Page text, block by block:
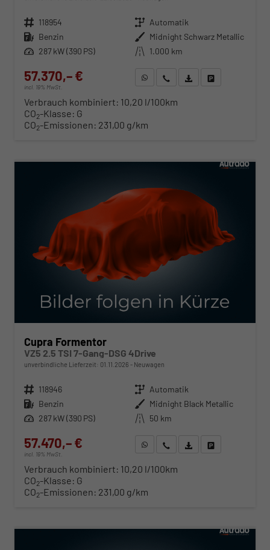
Fahrzeugnr. 118954 Getriebe Automatik
Kraftstoff Benzin Außenfarbe Midnight Schwarz Metallic
Leistung 287 kW (390 PS) Kilometerstand 1.000 km
57.370,– €
incl. 19% MwSt.
WhatsApp anfragen
Wir rufen Sie anFahrzeugexposé (PDF)
Verbrauch kombiniert: 10,20 l/100km
CO2-Klasse: G
CO2-Emissionen: 231,00 g/km
Cupra Formentor
VZ5 2.5 TSI 7-Gang-DSG 4Drive
unverbindliche Lieferzeit: 01.11.2026 Neuwagen
Fahrzeugnr. 118946 Getriebe Automatik
Kraftstoff Benzin Außenfarbe Midnight Black Metallic
Leistung 287 kW (390 PS) Kilometerstand 50 km
57.470,– €
incl. 19% MwSt.
WhatsApp anfragen
Wir rufen Sie anFahrzeugexposé (PDF)
Verbrauch kombiniert: 10,20 l/100km
CO2-Klasse: G
CO2-Emissionen: 231,00 g/km